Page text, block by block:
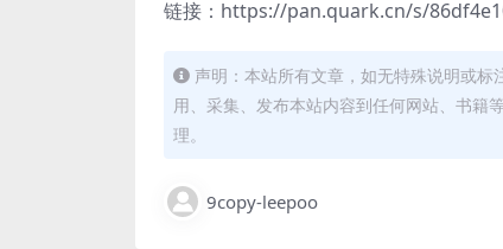
链接：https://pan.quark.cn/s/
声明：本站所有文章，如无特殊说明或
用、采集、发布本站内容到任何网站、书籍
理。
9copy-leepoo